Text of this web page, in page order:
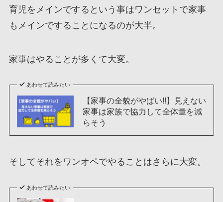
育児をメインでするという事はワンセットで家事
もメインですることになるのが大半。
家事はやることが多くて大変。
あわせて読みたい
【家事の全貌がやばい!!】見えない
家事は家族で協力して全体量を減
らそう
そしてそれをワンオペでやることはさらに大変。
あわせて読みたい